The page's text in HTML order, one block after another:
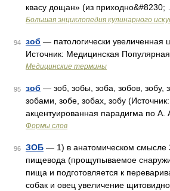
квасу дощан» (из приходно&#8230;
Большая энциклопедия кулинарного
94 зоб — патологически увеличенная
Источник: Медицинская
Медицинские термины
95 зоб — зоб, зобы, зоба, зобов, зобу,
зобами, зобе, зобах, зобу
акцентуированная парадигма по А.
Формы слов
96 ЗОБ — 1) в анатомическом смысле
пищевода (прощупываемое
пища и подготовляется к
собак и овец увеличение